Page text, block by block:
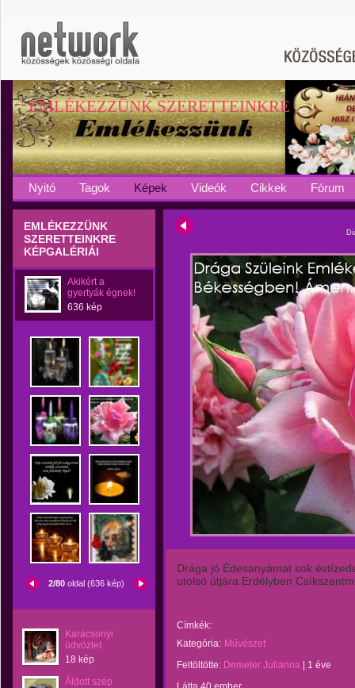
EMLÉKEZZÜNK SZERETTEINKRE
Nyitó Tagok Képek Videók Cikkek Fórum
EMLÉKEZZÜNK
SZERETTEINKRE
KÉPGALÉRIÁI
Akikért a
gyertyák égnek!
636 kép
2/80 oldal (636 kép)
Karácsonyi
üdvözlet
18 kép
Áldott szép
Drága jó Édesanyámat sok
utolsó útjára Erdélyben
Címkék:
Kategória: Művészet
Feltöltötte: Demeter Julianna
1 éve